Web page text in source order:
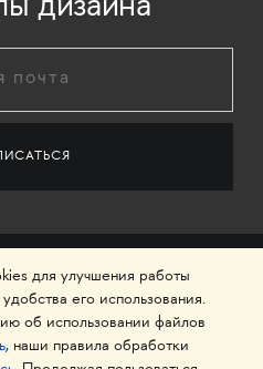
дизайна
для улучшения работы
его использования.
об использовании файлов
, наши правила обработки